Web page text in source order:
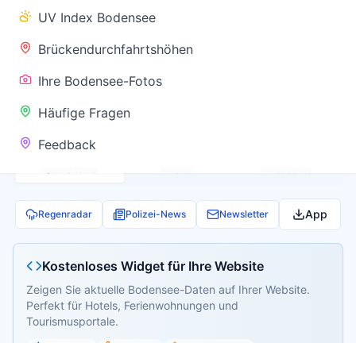
UV Index Bodensee
Brückendurchfahrtshöhen
Ihre Bodensee-Fotos
Häufige Fragen
Feedback
✅ Keine
Warnung
Regenradar Polizei-News Newsletter App
Kostenloses Widget für Ihre Website
Zeigen Sie aktuelle Bodensee-Daten auf Ihrer Website.
Perfekt für Hotels, Ferienwohnungen und
Tourismusportale.